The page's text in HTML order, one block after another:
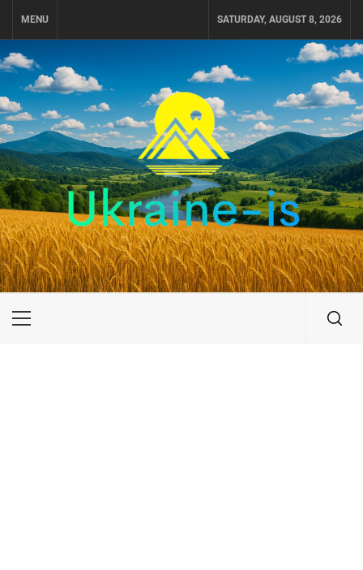
MENU SATURDAY, AUGUST 8, 2026
UKRAINE-IS
ПОДОРОЖI ПО УКРАЇНІ
Primary